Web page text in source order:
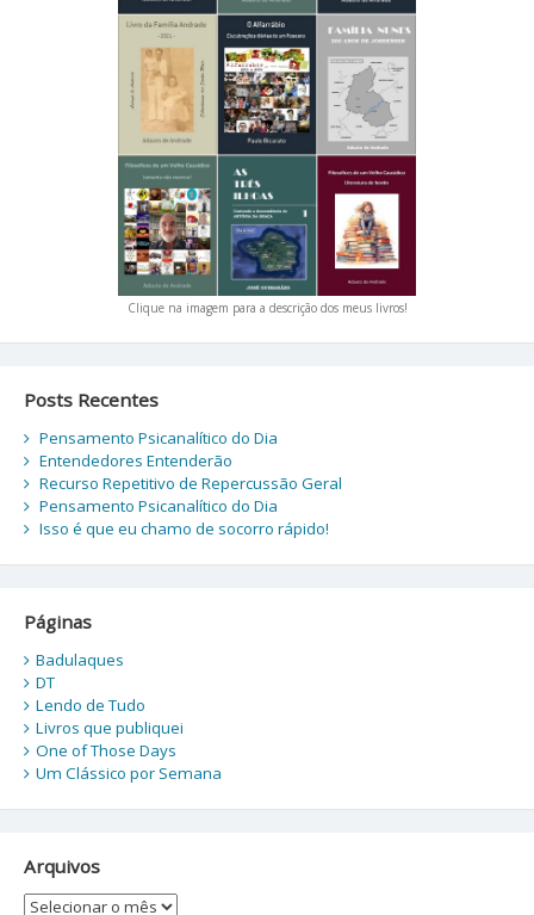
Clique na imagem para a descrição dos meus livros!
Posts Recentes
Pensamento Psicanalítico do Dia
Entendedores Entenderão
Recurso Repetitivo de Repercussão Geral
Pensamento Psicanalítico do Dia
Isso é que eu chamo de socorro rápido!
Páginas
Badulaques
DT
Lendo de Tudo
Livros que publiquei
One of Those Days
Um Clássico por Semana
Arquivos
Arquivos